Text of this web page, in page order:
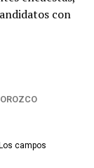
con
OROZCO
Los campos